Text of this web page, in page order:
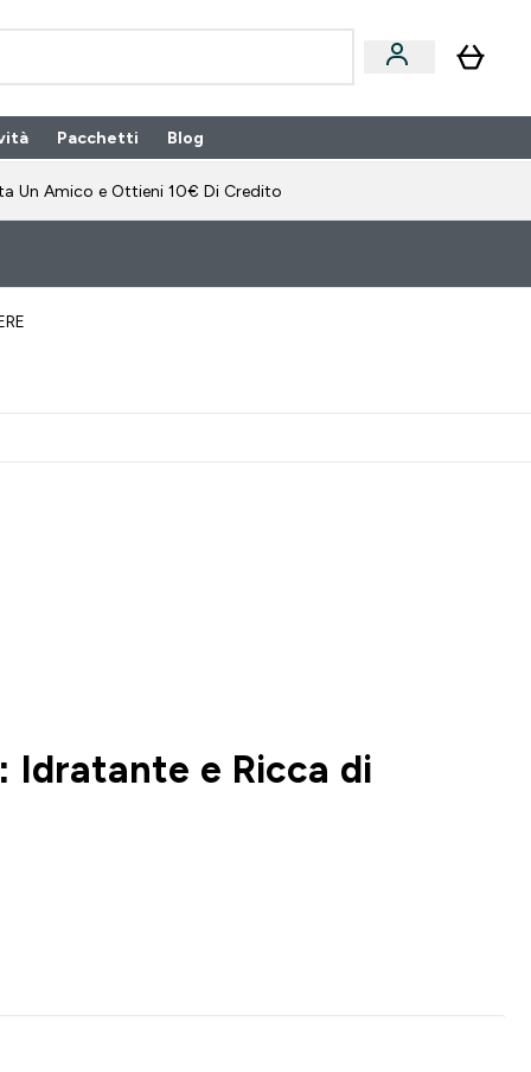
submenu
Pacchetti Enter Pacchetti submenu
Blog
Un Amico e Ottieni 10€ Di Credito
Idratante e Ricca di